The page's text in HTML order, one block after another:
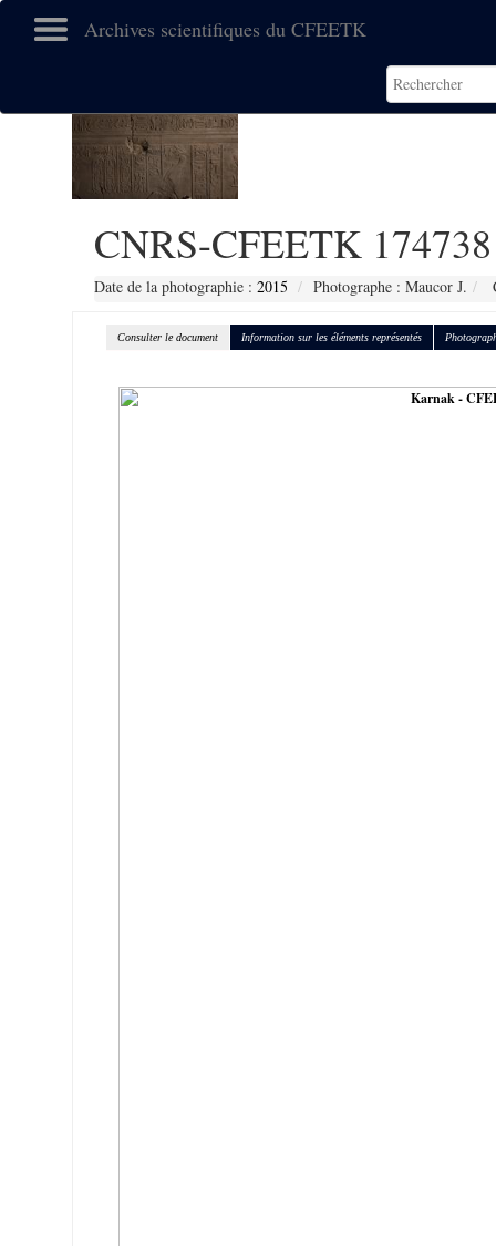
Archives scientifiques du CFEETK
CNRS-CFEETK 174738
Date de la photographie : 2015 Photographe : Maucor J.
Consulter le document Information sur les éléments représentés